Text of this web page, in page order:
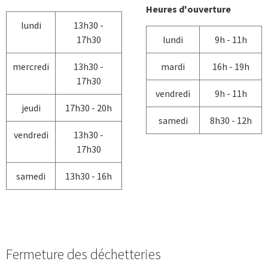
lundi
13h30 -
17h30
mercredi
13h30 -
17h30
jeudi 17h30 - 20h
vendredi
13h30 -
17h30
samedi 13h30 - 16h
Heures d'ouverture
lundi 9h - 11h
mardi 16h - 19h
vendredi 9h - 11h
samedi 8h30 - 12h
Fermeture des déchetteries